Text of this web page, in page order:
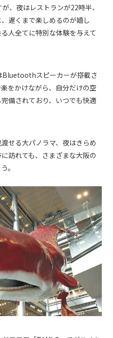
、夜はレストランが22時半、
遅くまで楽しめるのが嬉し
人全てに特別な体験を与えて
Bluetoothスピーカーが搭載さ
をかけながら、自分だけの空
備されており、いつでも快適
せる大パノラマ、夜はきらめ
訪れても、さまざまな大阪の
。